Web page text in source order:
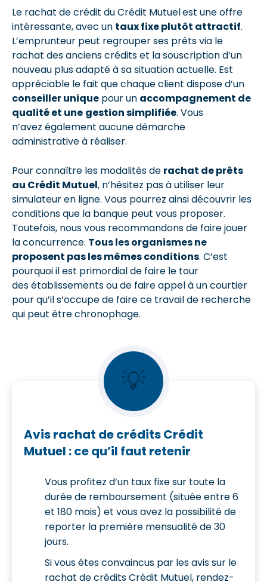
Le rachat de crédit du Crédit Mutuelest une offre
intéressante, avec un taux fixe plutôt attractif.
L’emprunteur peut regrouper ses prêts via le
rachat des anciens crédits et la souscription d’un
nouveau plus adapté à sa situation actuelle. Est
appréciable le fait que chaque client dispose d’un
conseiller unique pour un accompagnement de
qualité et une gestion simplifiée. Vous
n’avez également aucune démarche
administrative à réaliser.
Pour connaître les modalités de rachat de prêts
au Crédit Mutuel, n’hésitez pas à utiliser leur
simulateur en ligne. Vous pourrez ainsi découvrir les
conditions que la banque peut vous proposer.
Toutefois, nous vous recommandons de faire jouer
la concurrence. Tous les organismes ne
proposent pas les mêmes conditions. C’est
pourquoi il est primordial de faire le tour
des établissements ou de faire appel à un courtier
pour qu’il s’occupe de faire ce travail de recherche
qui peut être chronophage.
💡
Avis rachat de crédits Crédit
Mutuel : ce qu’il faut retenir
Vous profitez d’un taux fixe sur toute la
durée de remboursement (située entre 6
et 180 mois) et vous avez la possibilité de
reporter la première mensualité de 30
jours.
Si vous êtes convaincus par les avis sur le
rachat de crédits Crédit Mutuel, rendez-